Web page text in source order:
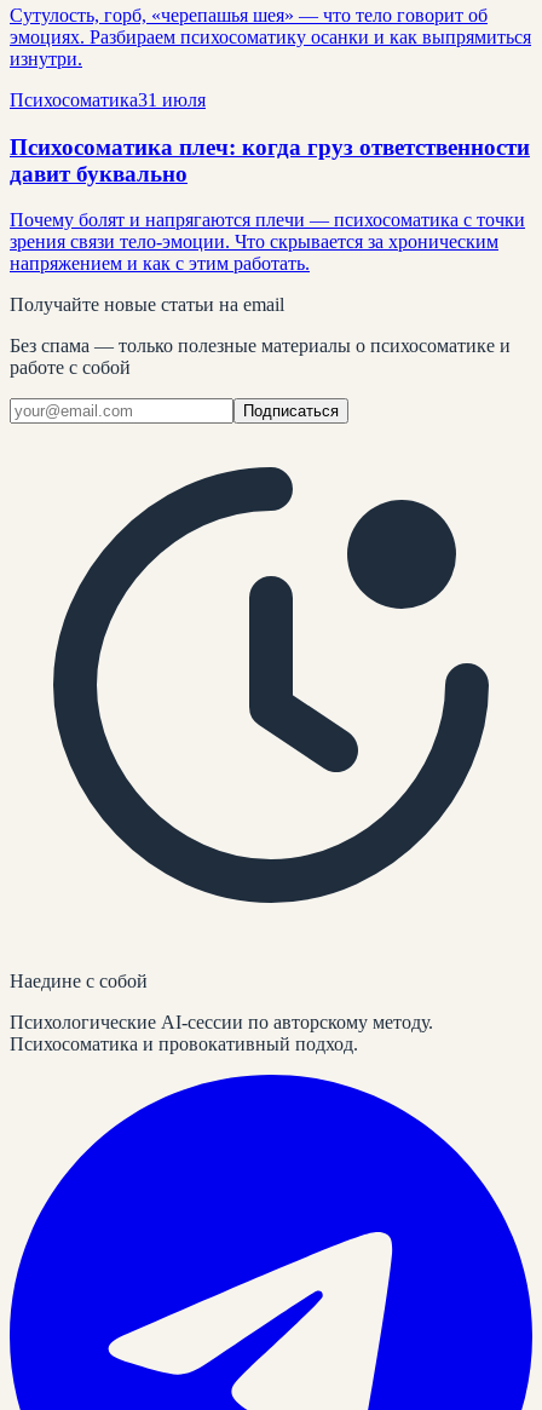
Сутулость, горб, «черепашья шея» — что тело говорит об
эмоциях. Разбираем психосоматику осанки и как выпрямиться
изнутри.
Психосоматика31 июля
Психосоматика плеч: когда груз ответственности
давит буквально
Почему болят и напрягаются плечи — психосоматика с точки
зрения связи тело-эмоции. Что скрывается за хроническим
напряжением и как с этим работать.
Получайте новые статьи на email
Без спама — только полезные материалы о психосоматике и
работе с собой
Подписаться
Наедине с собой
Психологические AI-сессии по авторскому методу.
Психосоматика и провокативный подход.